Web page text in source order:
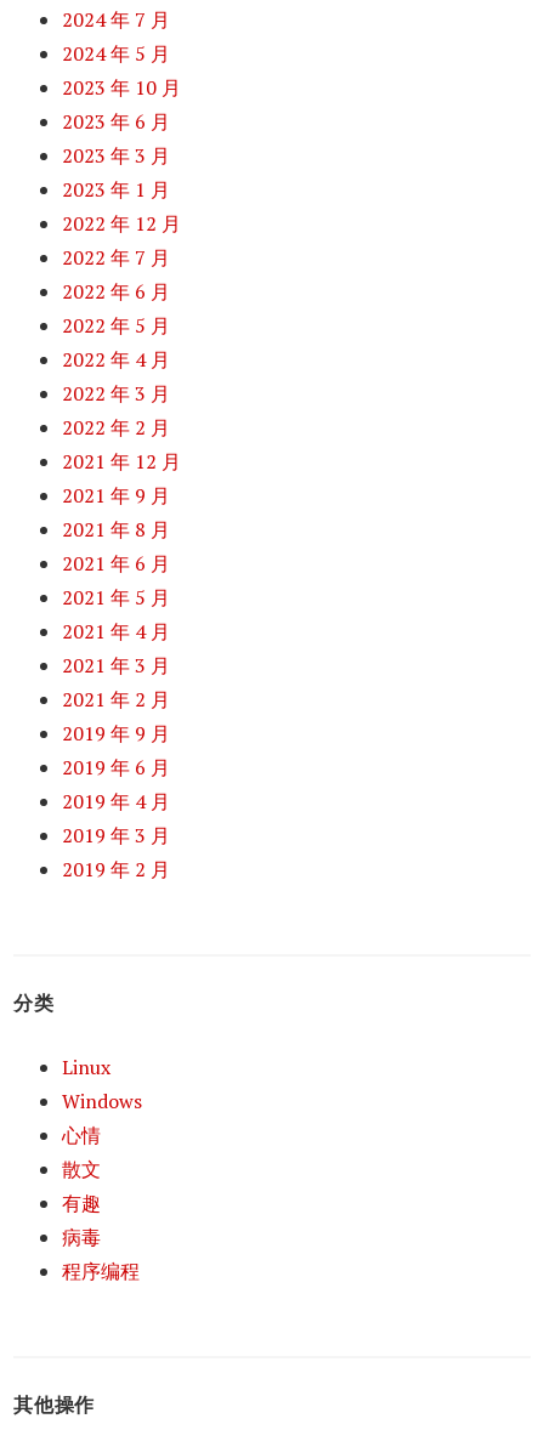
2024 年 7 月
2024 年 5 月
2023 年 10 月
2023 年 6 月
2023 年 3 月
2023 年 1 月
2022 年 12 月
2022 年 7 月
2022 年 6 月
2022 年 5 月
2022 年 4 月
2022 年 3 月
2022 年 2 月
2021 年 12 月
2021 年 9 月
2021 年 8 月
2021 年 6 月
2021 年 5 月
2021 年 4 月
2021 年 3 月
2021 年 2 月
2019 年 9 月
2019 年 6 月
2019 年 4 月
2019 年 3 月
2019 年 2 月
分类
Linux
Windows
心情
散文
有趣
病毒
程序编程
其他操作